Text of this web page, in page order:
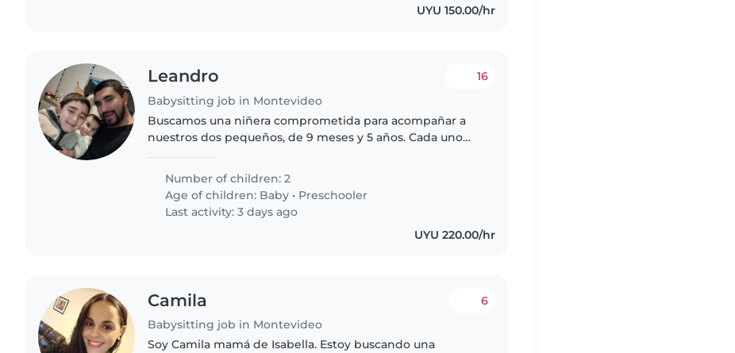
UYU 150.00/hr
Leandro
Babysitting job in Montevideo
16
Buscamos una niñera comprometida para acompañar a
nuestros dos pequeños, de 9 meses y 5 años. Cada uno
Number of children: 2
Age of children: Baby • Preschooler
Last activity: 3 days ago
UYU 220.00/hr
Camila
Babysitting job in Montevideo
6
Soy Camila mamá de Isabella. Estoy buscando una